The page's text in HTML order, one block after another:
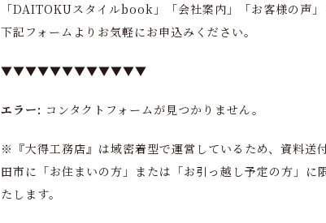
「DAITOKUスタイルbook」「会社案内」「お客様の声」
下記フォームよりお気軽にお申込みください。
▼▼▼▼▼▼▼▼▼▼▼▼
エラー: コンタクトフォームが見つかりません。
※『大得工務店』は域密着型で運営しているため、資料送
田市に「お住まいの方」または「お引っ越し予定の方」
たします。